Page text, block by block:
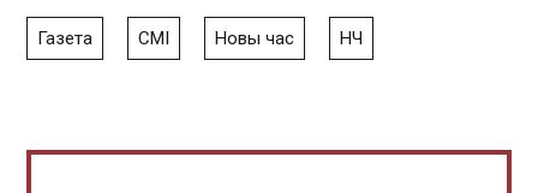
Газета СМІ Новы час НЧ